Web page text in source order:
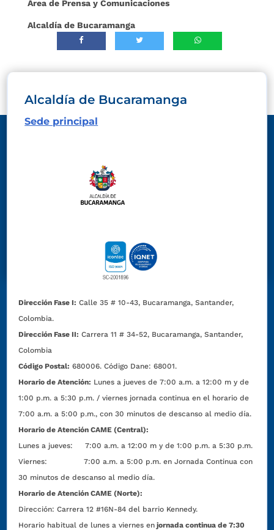
Área de Prensa y Comunicaciones
Alcaldía de Bucaramanga
Alcaldía de Bucaramanga
Sede principal
Dirección Fase I: Calle 35 # 10-43, Bucaramanga, Santander,
Colombia.
Dirección Fase II: Carrera 11 # 34-52, Bucaramanga, Santander,
Colombia
Código Postal: 680006. Código Dane: 68001.
Horario de Atención: Lunes a jueves de 7:00 a.m. a 12:00 m y de
1:00 p.m. a 5:30 p.m. / viernes jornada continua en el horario de
7:00 a.m. a 5:00 p.m., con 30 minutos de descanso al medio día.
Horario de Atención CAME (Central):
Lunes a jueves: 7:00 a.m. a 12:00 m y de 1:00 p.m. a 5:30 p.m.
Viernes: 7:00 a.m. a 5:00 p.m. en Jornada Continua con
30 minutos de descanso al medio día.
Horario de Atención CAME (Norte):
Dirección:Carrera 12 #16N-84 del barrio Kennedy.
Horario habitual de lunes a viernes en jornada continua de 7:30